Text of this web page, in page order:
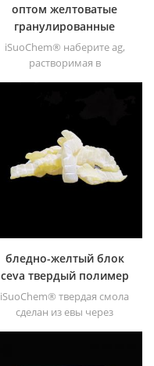
оптом желтоватые
гранулированные
смолы cpp
iSuoChem® наберите ag,
растворимая в
растворителе
хлорированный
полипропиленовый
усилитель адгезии для
бледно-желтый блок
ceva твердый полимер
для клеев
iSuoChem® твердая смола
сделан из евы через